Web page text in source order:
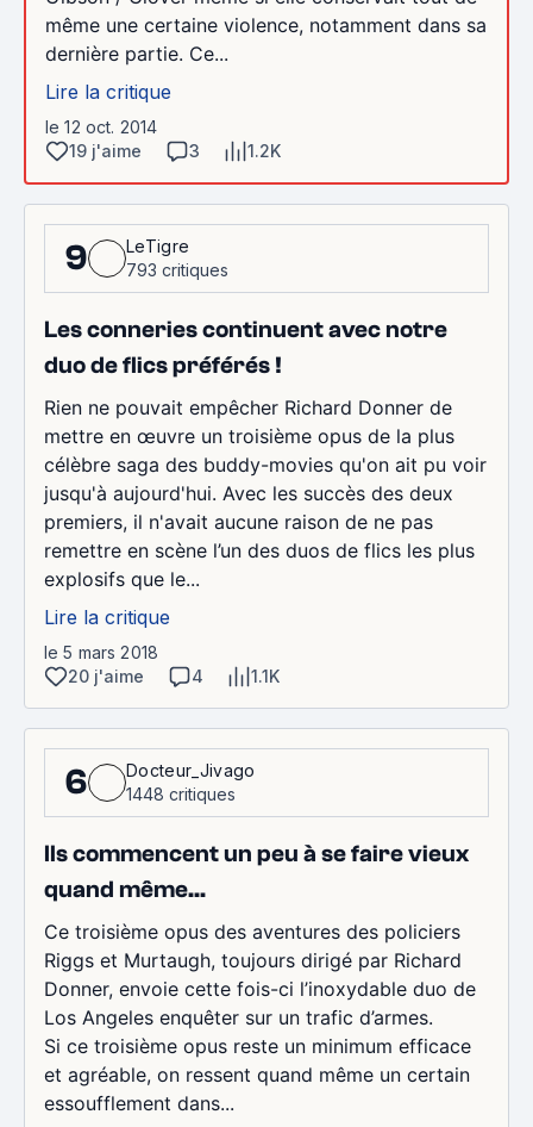
même une certaine violence, notamment dans sa
dernière partie. Ce...
Lire la critique
le 12 oct. 2014
19 j'aime
3 1.2K
9
LeTigre
793 critiques
Les conneries continuent avec notre
duo de flics préférés !
Rien ne pouvait empêcher Richard Donner de
mettre en œuvre un troisième opus de la plus
célèbre saga des buddy-movies qu'on ait pu voir
jusqu'à aujourd'hui. Avec les succès des deux
premiers, il n'avait aucune raison de ne pas
remettre en scène l’un des duos de flics les plus
explosifs que le...
Lire la critique
le 5 mars 2018
20 j'aime
4 1.1K
6
Docteur_Jivago
1448 critiques
Ils commencent un peu à se faire vieux
quand même...
Ce troisième opus des aventures des policiers
Riggs et Murtaugh, toujours dirigé par Richard
Donner, envoie cette fois-ci l’inoxydable duo de
Los Angeles enquêter sur un trafic d’armes.
Si ce troisième opus reste un minimum efficace
et agréable, on ressent quand même un certain
essoufflement dans...